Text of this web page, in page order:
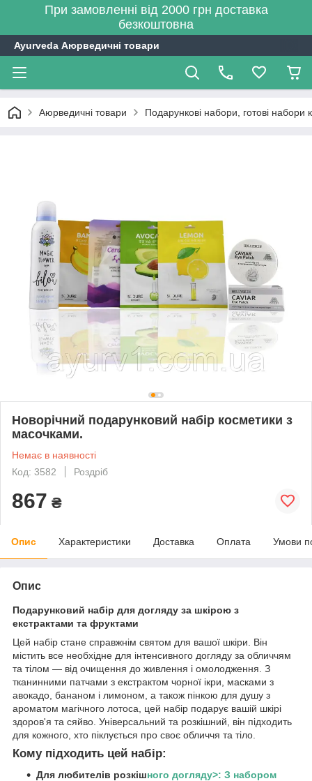
При замовленні від 2000 грн доставка
безкоштовна
Ayurveda Аюрведичні товари
Аюрведичні товари Подарункові набори, готові набори
Новорічний подарунковий набір косметики з
масочками.
Немає в наявності
Код: 3582
Роздріб
867 ₴
Опис Характеристики Доставка Оплата Умови
Опис
Подарунковий набір для догляду за шкірою з
екстрактами та фруктами
Цей набір стане справжнім святом для вашої шкіри. Він
містить все необхідне для інтенсивного догляду за обличчям
та тілом — від очищення до живлення і омолодження. З
тканинними патчами з екстрактом чорної ікри, масками з
авокадо, бананом і лимоном, а також пінкою для душу з
ароматом магічного лотоса, цей набір подарує вашій шкірі
здоров'я та сяйво. Універсальний та розкішний, він підходить
для кожного, хто піклується про своє обличчя та тіло.
Кому підходить цей набір:
Для любителів розкішного догляду>: З набором